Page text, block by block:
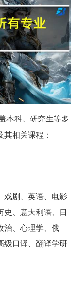
本科、研究生等多
相关课程：
戏剧、英语、电影
史、意大利语、日
治、心理学、俄
级口译、翻译学研